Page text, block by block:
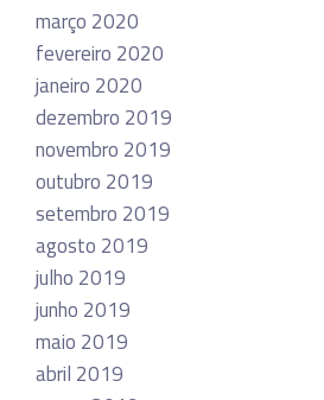
março 2020
fevereiro 2020
janeiro 2020
dezembro 2019
novembro 2019
outubro 2019
setembro 2019
agosto 2019
julho 2019
junho 2019
maio 2019
abril 2019